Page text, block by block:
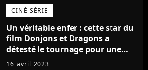
CINÉ SÉRIE
Un véritable enfer : cette star du
film Donjons et Dragons a
détesté le tournage pour une
raison très spéciale
16 avril 2023